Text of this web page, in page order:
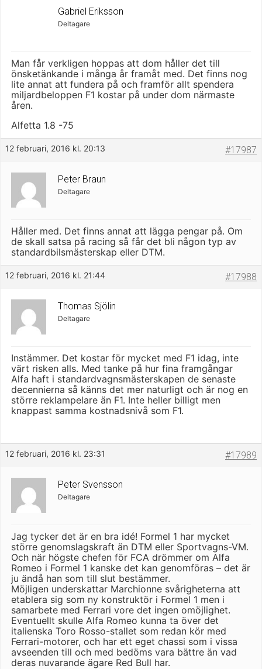
Gabriel Eriksson
Deltagare
Man får verkligen hoppas att dom håller det till
önsketänkande i många år framåt med. Det finns nog
lite annat att fundera på och framför allt spendera
miljardbeloppen F1 kostar på under dom närmaste
åren.
Alfetta 1.8 -75
12 februari, 2016 kl. 20:13 #17987
Peter Braun
Deltagare
Håller med. Det finns annat att lägga pengar på. Om
de skall satsa på racing så får det bli någon typ av
standardbilsmästerskap eller DTM.
12 februari, 2016 kl. 21:44 #17988
Thomas Sjölin
Deltagare
Instämmer. Det kostar för mycket med F1 idag, inte
värt risken alls. Med tanke på hur fina framgångar
Alfa haft i standardvagnsmästerskapen de senaste
decennierna så känns det mer naturligt och är nog en
större reklampelare än F1. Inte heller billigt men
knappast samma kostnadsnivå som F1.
12 februari, 2016 kl. 23:31 #17989
Peter Svensson
Deltagare
Jag tycker det är en bra idé! Formel 1 har mycket
större genomslagskraft än DTM eller Sportvagns-VM.
Och när högste chefen för FCA drömmer om Alfa
Romeo i Formel 1 kanske det kan genomföras – det är
ju ändå han som till slut bestämmer.
Möjligen underskattar Marchionne svårigheterna att
etablera sig som ny konstruktör i Formel 1 men i
samarbete med Ferrari vore det ingen omöjlighet.
Eventuellt skulle Alfa Romeo kunna ta över det
italienska Toro Rosso-stallet som redan kör med
Ferrari-motorer, och har ett eget chassi som i vissa
avseenden till och med bedöms vara bättre än vad
deras nuvarande ägare Red Bull har.